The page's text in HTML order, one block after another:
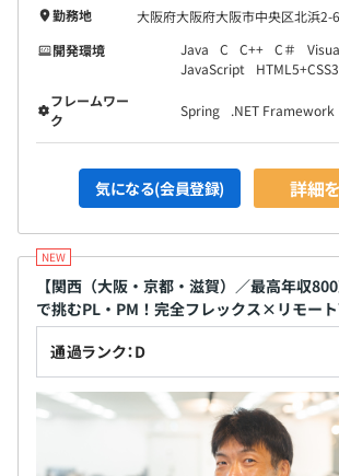
勤務地
大阪府大阪府大阪市中央区北浜2-
開発環境
Java C C++ C＃
JavaScript
HTML5+CSS3
フレームワー
ク
Spring .NET Framework
気になる(会員登録) 詳細
【関西（大阪・京都・滋賀）／最高年収
で挑むPL・PM！完全フレックス×リモー
通過ランク：D